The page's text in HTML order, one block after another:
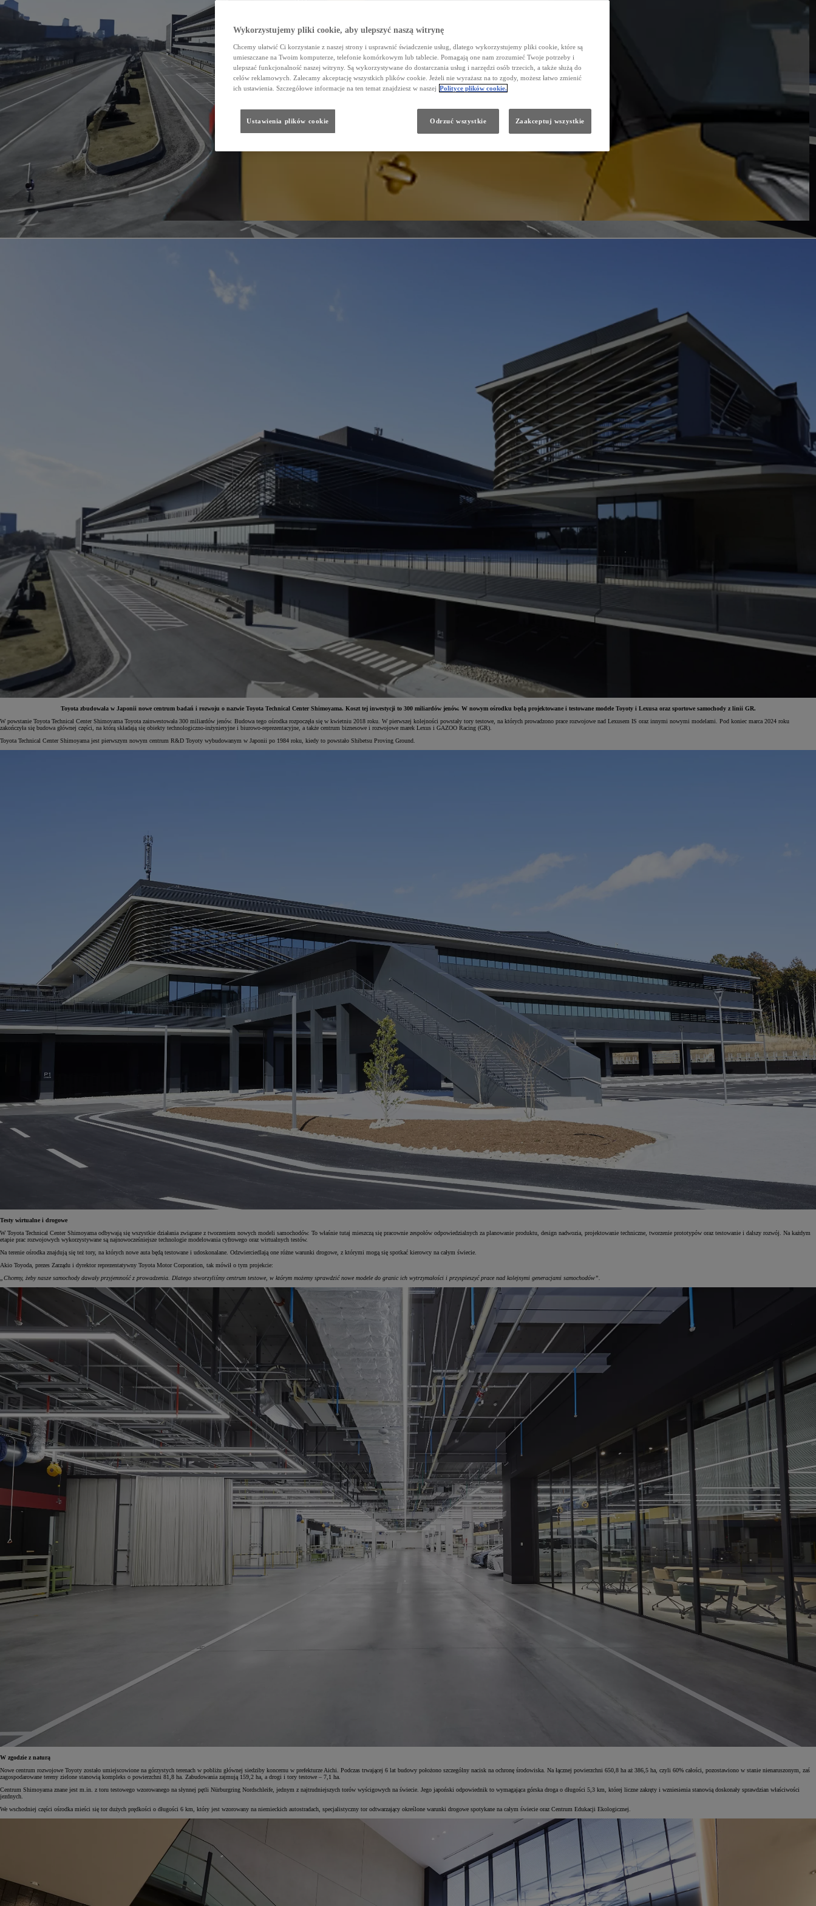
Yaris Cross
Toyota zbudowała w Japonii nowe centrum badań i rozwoju o nazwie Toyota Technical Center Shimoyama. Koszt tej inwestycji to 300 miliardów jenów. W nowym ośrodku będą projektowane i testowane modele Toyoty i Lexusa oraz sportowe samochody z linii GR.
W powstanie Toyota Technical Center Shimoyama Toyota zainwestowała 300 miliardów jenów. Budowa tego ośrodka rozpoczęła się w kwietniu 2018 roku. W pierwszej kolejności powstały tory testowe, na których prowadzono prace rozwojowe nad Lexusem IS oraz innymi nowymi modelami. Pod koniec marca 2024 roku
zakończyła się budowa głównej części, na którą składają się obiekty technologiczno-inżynieryjne i biurowo-reprezentacyjne, a także centrum biznesowe i rozwojowe marek Lexus i GAZOO Racing (GR).
Toyota Technical Center Shimoyama jest pierwszym nowym centrum R&D Toyoty wybudowanym w Japonii po 1984 roku, kiedy to powstało Shibetsu Proving Ground.
Testy wirtualne i drogowe
W Toyota Technical Center Shimoyama odbywają się wszystkie działania związane z tworzeniem nowych modeli samochodów. To właśnie tutaj mieszczą się pracownie zespołów odpowiedzialnych za planowanie produktu, design nadwozia, projektowanie techniczne, tworzenie prototypów oraz testowanie i dalszy rozwój. Na każdym
etapie prac rozwojowych wykorzystywane są najnowocześniejsze technologie modelowania cyfrowego oraz wirtualnych testów.
Na terenie ośrodka znajdują się też tory, na których nowe auta będą testowane i udoskonalane. Odzwierciedlają one różne warunki drogowe, z którymi mogą się spotkać kierowcy na całym świecie.
Akio Toyoda, prezes Zarządu i dyrektor reprezentatywny Toyota Motor Corporation, tak mówił o tym projekcie:
„Chcemy, żeby nasze samochody dawały przyjemność z prowadzenia. Dlatego stworzyliśmy centrum testowe, w którym możemy sprawdzić nowe modele do granic ich wytrzymałości i przyspieszyć prace nad kolejnymi generacjami samochodów”.
W zgodzie z naturą
Nowe centrum rozwojowe Toyoty zostało umiejscowione na górzystych terenach w pobliżu głównej siedziby koncernu w prefekturze Aichi. Podczas trwającej 6 lat budowy położono szczególny nacisk na ochronę środowiska. Na łącznej powierzchni 650,8 ha aż 386,5 ha, czyli 60% całości, pozostawiono w stanie nienaruszonym, zaś
zagospodarowane tereny zielone stanowią kompleks o powierzchni 81,8 ha. Zabudowania zajmują 159,2 ha, a drogi i tory testowe – 7,1 ha.
Centrum Shimoyama znane jest m.in. z toru testowego wzorowanego na słynnej pętli Nürburgring Nordschleife, jednym z najtrudniejszych torów wyścigowych na świecie. Jego japoński odpowiednik to wymagająca górska droga o długości 5,3 km, której liczne zakręty i wzniesienia stanowią doskonały sprawdzian właściwości
jezdnych.
We wschodniej części ośrodka mieści się tor dużych prędkości o długości 6 km, który jest wzorowany na niemieckich autostradach, specjalistyczny tor odtwarzający określone warunki drogowe spotykane na całym świecie oraz Centrum Edukacji Ekologicznej.
Wykorzystujemy pliki cookie, aby ulepszyć naszą witrynę
Chcemy ułatwić Ci korzystanie z naszej strony i usprawnić świadczenie usług, dlatego wykorzystujemy pliki cookie, które są
umieszczane na Twoim komputerze, telefonie komórkowym lub tablecie. Pomagają one nam zrozumieć Twoje potrzeby i
ulepszać funkcjonalność naszej witryny. Są wykorzystywane do dostarczania usług i narzędzi osób trzecich, a także służą do
celów reklamowych. Zalecamy akceptację wszystkich plików cookie. Jeżeli nie wyrażasz na to zgody, możesz łatwo zmienić
ich ustawienia. Szczegółowe informacje na ten temat znajdziesz w naszej Polityce plików cookie.
Ustawienia plików cookie Odrzuć wszystkie Zaakceptuj wszystkie